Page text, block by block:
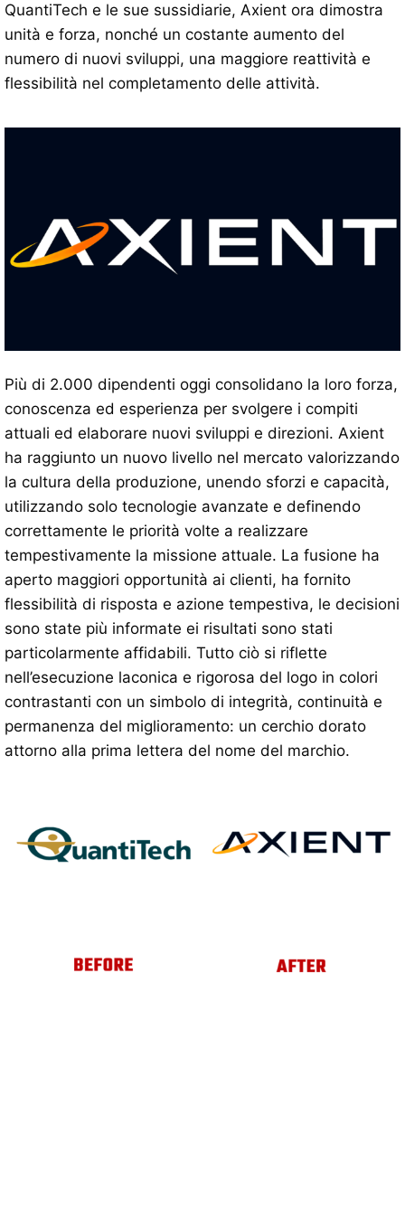
QuantiTech e le sue sussidiarie, Axient ora dimostra
unità e forza, nonché un costante aumento del
numero di nuovi sviluppi, una maggiore reattività e
flessibilità nel completamento delle attività.
Più di 2.000 dipendenti oggi consolidano la loro forza,
conoscenza ed esperienza per svolgere i compiti
attuali ed elaborare nuovi sviluppi e direzioni. Axient
ha raggiunto un nuovo livello nel mercato valorizzando
la cultura della produzione, unendo sforzi e capacità,
utilizzando solo tecnologie avanzate e definendo
correttamente le priorità volte a realizzare
tempestivamente la missione attuale. La fusione ha
aperto maggiori opportunità ai clienti, ha fornito
flessibilità di risposta e azione tempestiva, le decisioni
sono state più informate ei risultati sono stati
particolarmente affidabili. Tutto ciò si riflette
nell’esecuzione laconica e rigorosa del logo in colori
contrastanti con un simbolo di integrità, continuità e
permanenza del miglioramento: un cerchio dorato
attorno alla prima lettera del nome del marchio.